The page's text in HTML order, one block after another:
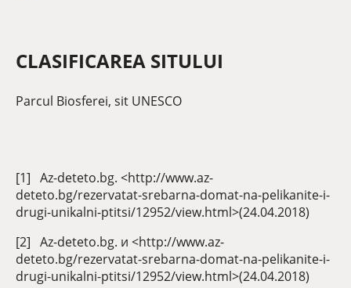
CLASIFICAREA SITULUI
Parcul Biosferei, sit UNESCO
[1] Az-deteto.bg. <http://www.az-
deteto.bg/rezervatat-srebarna-domat-na-pelikanite-i-
drugi-unikalni-ptitsi/12952/view.html>(24.04.2018)
[2] Az-deteto.bg. и <http://www.az-
deteto.bg/rezervatat-srebarna-domat-na-pelikanite-i-
drugi-unikalni-ptitsi/12952/view.html>(24.04.2018)